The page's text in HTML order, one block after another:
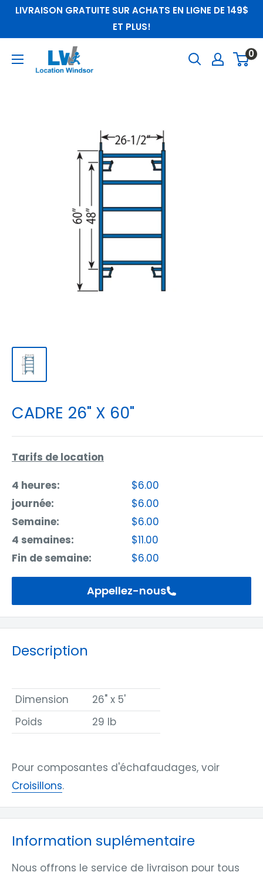
PasserLIVRAISON GRATUITE SUR ACHATS EN LIGNE DE 149$
ET PLUS!
LocationWindsor 0
CADRE 26" X 60"
Tarifs de location
4 heures:
$6.00
journée:
$6.00
Semaine:
$6.00
4 semaines:
$11.00
Fin de semaine:
$6.00
Appellez-nous
Description
Dimension
26" x 5'
Poids
29 lb
Pour composantes d'échafaudages, voir
Croisillons.
Information suplémentaire
Nous offrons le service de livraison pour tous